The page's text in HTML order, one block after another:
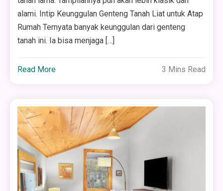
alami. Intip Keunggulan Genteng Tanah Liat untuk Atap
Rumah Ternyata banyak keunggulan dari genteng
tanah ini. Ia bisa menjaga […]
Read More 3 Mins Read